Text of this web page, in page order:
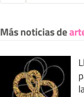
Más noticias de